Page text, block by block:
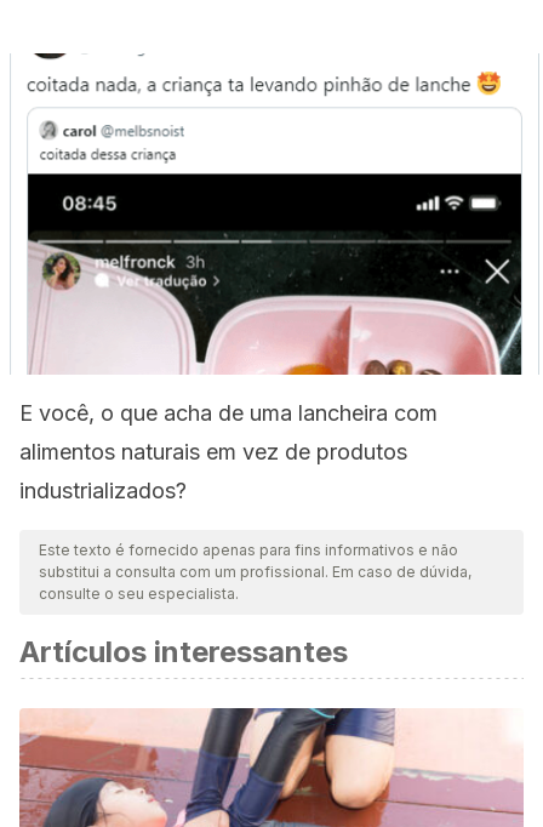
E você, o que acha de uma lancheira com
alimentos naturais em vez de produtos
industrializados?
Este texto é fornecido apenas para fins informativos e não
substitui a consulta com um profissional. Em caso de dúvida,
consulte o seu especialista.
Artículos interessantes